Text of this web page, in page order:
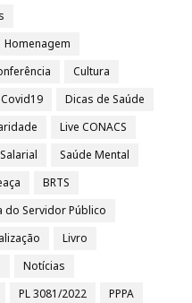
Homenagem
Cultura
Covid19
Dicas de Saúde
Live CONACS
Saúde Mental
BRTS
do Servidor Público
Livro
Notícias
PL 3081/2022
PPPA